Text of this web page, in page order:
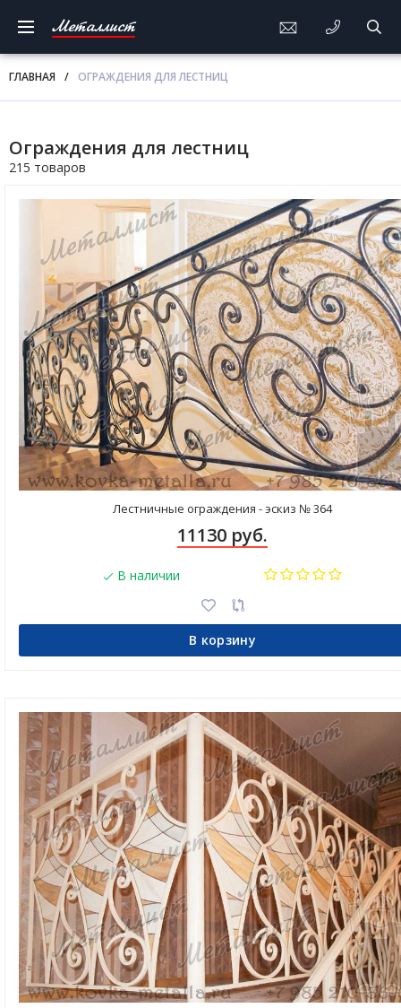
Металлист
ГЛАВНАЯ / ОГРАЖДЕНИЯ ДЛЯ ЛЕСТНИЦ
Ограждения для лестниц
215 товаров
Лестничные ограждения - эскиз № 364
11130 руб.
В наличии
В корзину